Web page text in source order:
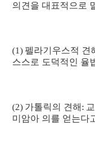
의견을 대표적으로
(1)펠라기우스적 견
스스로 도덕적인 율
(2) 가톨릭의 견해 :
미암아 의를 얻는다